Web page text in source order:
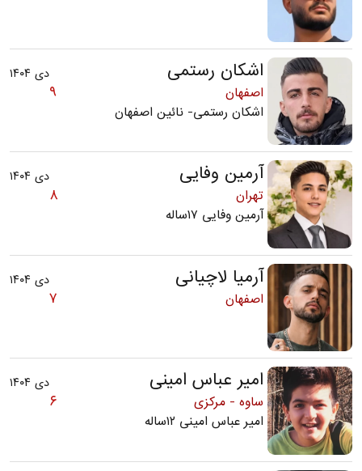
دی ۱۴۰۴ اشکان رستمی
۹
اصفهان
اشکان رستمی- نائین اصفهان
دی ۱۴۰۴ آرمین وفایی
۸
تهران
آرمین وفایی ۱۷ساله
دی ۱۴۰۴ آرمیا لاچیانی
۷ اصفهان
دی ۱۴۰۴ امیر عباس امینی
۶
ساوه - مرکزی
امیر عباس امینی ۱۲ساله